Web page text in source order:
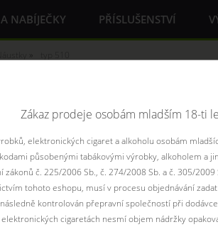
NABÍJEČKY PŘÍSLUŠENSTVÍ
Řadit podle:
Filtr
není skladem
není skladem
Zákaz prodeje osobám mladším 18-ti
elektronických cigaret a alkoholu osobám
působenými tabákovými výrobky, alkoholem a
č. 225/2006 Sb., č. 274/2008 Sb. a č. 305/
tohoto eshopu, musí v procesu objednávání
následně kontrolován přepravní společností při
elektronických cigaretách nesmí objem nádržky